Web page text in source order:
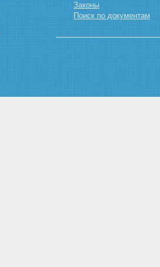
Законы
Поиск по документам